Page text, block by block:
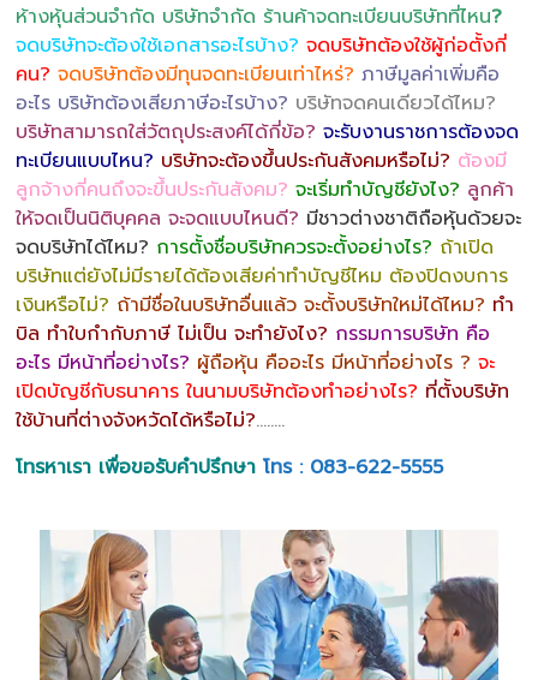
ห้างหุ้นส่วนจำกัด บริษัทจำกัด ร้านค้าจดทะเบียนบริษัทที่ไหน?
จดบริษัทจะต้องใช้เอกสารอะไรบ้าง? จดบริษัทต้องใช้ผู้ก่อตั้งกี่
คน? จดบริษัทต้องมีทุนจดทะเบียนเท่าไหร่? ภาษีมูลค่าเพิ่มคือ
อะไร บริษัทต้องเสียภาษีอะไรบ้าง? บริษัทจดคนเดียวได้ไหม?
บริษัทสามารถใส่วัตถุประสงค์ได้กี่ข้อ? จะรับงานราชการต้องจด
ทะเบียนแบบไหน? บริษัทจะต้องขึ้นประกันสังคมหรือไม่? ต้องมี
ลูกจ้างกี่คนถึงจะขึ้นประกันสังคม? จะเริ่มทำบัญชียังไง? ลูกค้า
ให้จดเป็นนิติบุคคล จะจดแบบไหนดี? มีชาวต่างชาติถือหุ้นด้วยจะ
จดบริษัทได้ไหม? การตั้งชื่อบริษัทควรจะตั้งอย่างไร? ถ้าเปิด
บริษัทแต่ยังไม่มีรายได้ต้องเสียค่าทำบัญชีไหม ต้องปิดงบการ
เงินหรือไม่? ถ้ามีชื่อในบริษัทอื่นแล้ว จะตั้งบริษัทใหม่ได้ไหม? ทำ
บิล ทำใบกำกับภาษี ไม่เป็น จะทำยังไง? กรรมการบริษัท คือ
อะไร มีหน้าที่อย่างไร? ผู้ถือหุ้น คืออะไร มีหน้าที่อย่างไร ? จะ
เปิดบัญชีกับธนาคาร ในนามบริษัทต้องทำอย่างไร? ที่ตั้งบริษัท
ใช้บ้านที่ต่างจังหวัดได้หรือไม่?……..
โทรหาเรา เพื่อขอรับคำปรึกษา โทร : 083-622-5555